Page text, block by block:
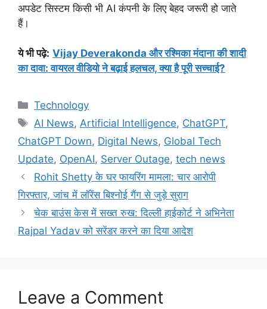
अपडेट सिस्टम किसी भी AI कंपनी के लिए बेहद जरूरी हो जाते
हैं।
ये भी पढ़े: Vijay Deverakonda और रश्मिका मंदाना की शादी
का दावा: वायरल वीडियो ने बढ़ाई हलचल, क्या है पूरी सच्चाई?
Categories
Technology
Tags
AI News,Artificial Intelligence, ChatGPT,
ChatGPT Down, Digital News, Global Tech
Update, OpenAI, Server Outage, tech news
Rohit Shetty के घर फायरिंग मामला: चार आरोपी
गिरफ्तार, जांच में लॉरेंस बिश्नोई गैंग से जुड़े सुराग
चेक बाउंस केस में सख्त रुख: दिल्ली हाईकोर्ट ने अभिनेता
Rajpal Yadav को सरेंडर करने का दिया आदेश
Leave a Comment